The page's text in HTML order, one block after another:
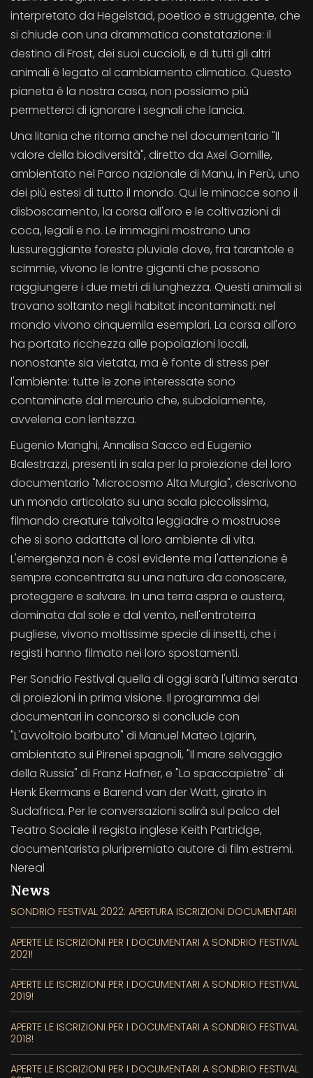
interpretato da Hegelstad, poetico e struggente, che
si chiude con una drammatica constatazione: il
destino di Frost, dei suoi cuccioli, e di tutti gli altri
animali è legato al cambiamento climatico. Questo
pianeta è la nostra casa, non possiamo più
permetterci di ignorare i segnali che lancia.
Una litania che ritorna anche nel documentario "Il
valore della biodiversità", diretto da Axel Gomille,
ambientato nel Parco nazionale di Manu, in Perù, uno
dei più estesi di tutto il mondo. Qui le minacce sono il
disboscamento, la corsa all'oro e le coltivazioni di
coca, legali e no. Le immagini mostrano una
lussureggiante foresta pluviale dove, fra tarantole e
scimmie, vivono le lontre giganti che possono
raggiungere i due metri di lunghezza. Questi animali si
trovano soltanto negli habitat incontaminati: nel
mondo vivono cinquemila esemplari. La corsa all'oro
ha portato ricchezza alle popolazioni locali,
nonostante sia vietata, ma è fonte di stress per
l'ambiente: tutte le zone interessate sono
contaminate dal mercurio che, subdolamente,
avvelena con lentezza.
Eugenio Manghi, Annalisa Sacco ed Eugenio
Balestrazzi, presenti in sala per la proiezione del loro
documentario "Microcosmo Alta Murgia", descrivono
un mondo articolato su una scala piccolissima,
filmando creature talvolta leggiadre o mostruose
che si sono adattate al loro ambiente di vita.
L'emergenza non è così evidente ma l'attenzione è
sempre concentrata su una natura da conoscere,
proteggere e salvare. In una terra aspra e austera,
dominata dal sole e dal vento, nell'entroterra
pugliese, vivono moltissime specie di insetti, che i
registi hanno filmato nei loro spostamenti.
Per Sondrio Festival quella di oggi sarà l'ultima serata
di proiezioni in prima visione. Il programma dei
documentari in concorso si conclude con
"L'avvoltoio barbuto" di Manuel Mateo Lajarin,
ambientato sui Pirenei spagnoli, "Il mare selvaggio
della Russia" di Franz Hafner, e "Lo spaccapietre" di
Henk Ekermans e Barend van der Watt, girato in
Sudafrica. Per le conversazioni salirà sul palco del
Teatro Sociale il regista inglese Keith Partridge,
documentarista pluripremiato autore di film estremi.
Nereal
News
SONDRIO FESTIVAL 2022: APERTURA ISCRIZIONI DOCUMENTARI
APERTE LE ISCRIZIONI PER I DOCUMENTARI A SONDRIO FESTIVAL
2021!
APERTE LE ISCRIZIONI PER I DOCUMENTARI A SONDRIO FESTIVAL
2019!
APERTE LE ISCRIZIONI PER I DOCUMENTARI A SONDRIO FESTIVAL
2018!
APERTE LE ISCRIZIONI PER I DOCUMENTARI A SONDRIO FESTIVAL